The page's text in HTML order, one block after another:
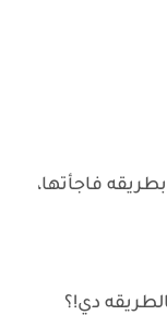
فاجأتها،
دي!؟